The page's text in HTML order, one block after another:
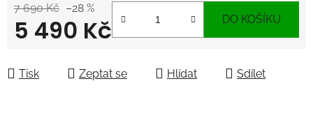
7 690 Kč –28 %
5 490 Kč DO KOŠÍKU
Tisk Zeptat se Hlídat Sdílet